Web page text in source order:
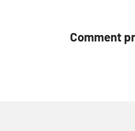
Comment